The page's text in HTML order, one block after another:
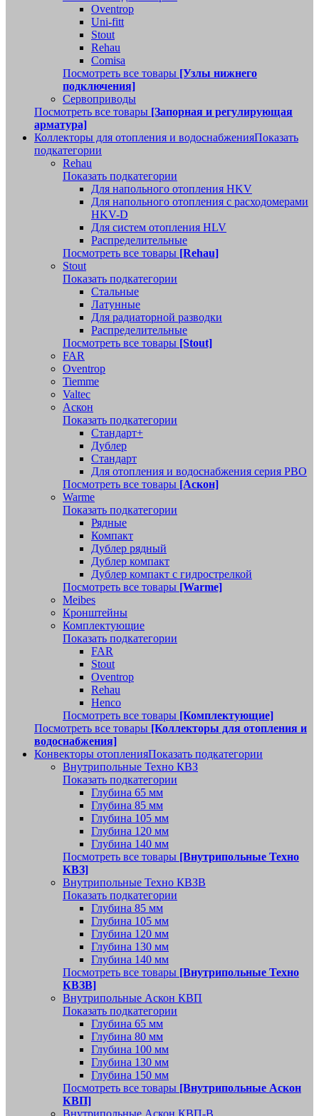
Oventrop
Uni-fitt
Stout
Rehau
Comisa
Посмотреть все товары [Узлы нижнего
подключения]
Сервоприводы
Посмотреть все товары [Запорная и регулирующая
арматура]
Коллекторы для отопления и водоснабженияПоказать
подкатегории
Rehau
Показать подкатегории
Для напольного отопления HKV
Для напольного отопления с расходомерами
HKV-D
Для систем отопления HLV
Распределительные
Посмотреть все товары [Rehau]
Stout
Показать подкатегории
Стальные
Латунные
Для радиаторной разводки
Распределительные
Посмотреть все товары [Stout]
FAR
Oventrop
Tiemme
Valtec
Аскон
Показать подкатегории
Стандарт+
Дублер
Стандарт
Для отопления и водоснабжения серия РВО
Посмотреть все товары [Аскон]
Warme
Показать подкатегории
Рядные
Компакт
Дублер рядный
Дублер компакт
Дублер компакт с гидрострелкой
Посмотреть все товары [Warme]
Meibes
Кронштейны
Комплектующие
Показать подкатегории
FAR
Stout
Oventrop
Rehau
Henco
Посмотреть все товары [Комплектующие]
Посмотреть все товары [Коллекторы для отопления и
водоснабжения]
Конвекторы отопленияПоказать подкатегории
Внутрипольные Техно КВЗ
Показать подкатегории
Глубина 65 мм
Глубина 85 мм
Глубина 105 мм
Глубина 120 мм
Глубина 140 мм
Посмотреть все товары [Внутрипольные Техно
КВЗ]
Внутрипольные Техно КВЗВ
Показать подкатегории
Глубина 85 мм
Глубина 105 мм
Глубина 120 мм
Глубина 130 мм
Глубина 140 мм
Посмотреть все товары [Внутрипольные Техно
КВЗВ]
Внутрипольные Аскон КВП
Показать подкатегории
Глубина 65 мм
Глубина 80 мм
Глубина 100 мм
Глубина 130 мм
Глубина 150 мм
Посмотреть все товары [Внутрипольные Аскон
КВП]
Внутрипольные Аскон КВП-В